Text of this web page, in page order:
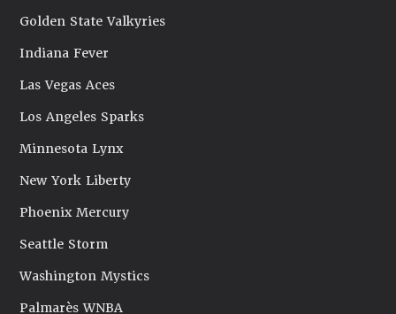
Golden State Valkyries
Indiana Fever
Las Vegas Aces
Los Angeles Sparks
Minnesota Lynx
New York Liberty
Phoenix Mercury
Seattle Storm
Washington Mystics
Palmarès WNBA